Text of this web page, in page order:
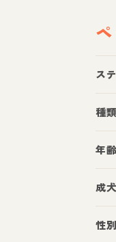
ス
種類
年齢
成
性別